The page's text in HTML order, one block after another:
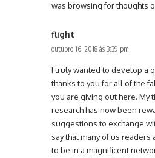
was browsing for thoughts
flight
outubro 16, 2018 às 3:39 pm
I truly wanted to develop a
thanks to you for all of the
you are giving out here. My
research has now been
suggestions to exchange
say that many of us
to be in a magnificent